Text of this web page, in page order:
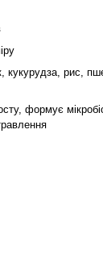
кукурудза, рис,
формує